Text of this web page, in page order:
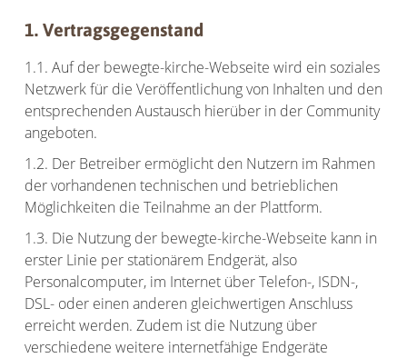
1. Vertragsgegenstand
1.1. Auf der bewegte-kirche-Webseite wird ein soziales
Netzwerk für die Veröffentlichung von Inhalten und den
entsprechenden Austausch hierüber in der Community
angeboten.
1.2. Der Betreiber ermöglicht den Nutzern im Rahmen
der vorhandenen technischen und betrieblichen
Möglichkeiten die Teilnahme an der Plattform.
1.3. Die Nutzung der bewegte-kirche-Webseite kann in
erster Linie per stationärem Endgerät, also
Personalcomputer, im Internet über Telefon-, ISDN-,
DSL- oder einen anderen gleichwertigen Anschluss
erreicht werden. Zudem ist die Nutzung über
verschiedene weitere internetfähige Endgeräte